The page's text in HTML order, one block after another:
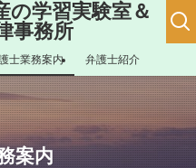
の学習実験室＆
事務所
士業務案内 弁護士紹介
案内